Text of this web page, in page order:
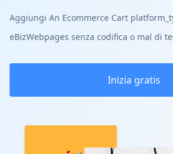
Aggiungi An Ecommerce Cart
eBizWebpages senza codifica o mal di
Inizia gratis